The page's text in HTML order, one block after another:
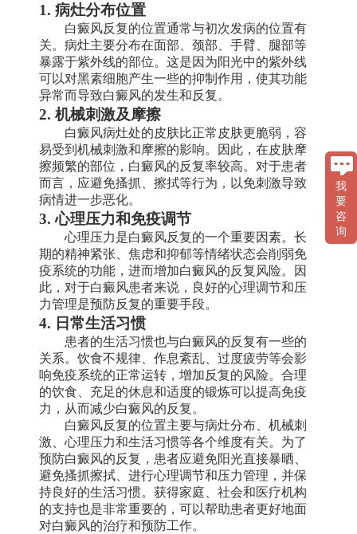
1. 病灶分布位置
白癜风反复的位置通常与初次发病的位置有
关。病灶主要分布在面部、颈部、手臂、腿部等
暴露于紫外线的部位。这是因为阳光中的紫外线
可以对黑素细胞产生一些的抑制作用，使其功能
异常而导致白癜风的发生和反复。
2. 机械刺激及摩擦
白癜风病灶处的皮肤比正常皮肤更脆弱，容
易受到机械刺激和摩擦的影响。因此，在皮肤摩
擦频繁的部位，白癜风的反复率较高。对于患者
而言，应避免搔抓、擦拭等行为，以免刺激导致
病情进一步恶化。
3. 心理压力和免疫调节
心理压力是白癜风反复的一个重要因素。长
期的精神紧张、焦虑和抑郁等情绪状态会削弱免
疫系统的功能，进而增加白癜风的反复风险。因
此，对于白癜风患者来说，良好的心理调节和压
力管理是预防反复的重要手段。
4. 日常生活习惯
患者的生活习惯也与白癜风的反复有一些的
关系。饮食不规律、作息紊乱、过度疲劳等会影
响免疫系统的正常运转，增加反复的风险。合理
的饮食、充足的休息和适度的锻炼可以提高免疫
力，从而减少白癜风的反复。
白癜风反复的位置主要与病灶分布、机械刺
激、心理压力和生活习惯等各个维度有关。为了
预防白癜风的反复，患者应避免阳光直接暴晒、
避免搔抓擦拭、进行心理调节和压力管理，并保
持良好的生活习惯。获得家庭、社会和医疗机构
的支持也是非常重要的，可以帮助患者更好地面
对白癜风的治疗和预防工作。
我
要
咨
询